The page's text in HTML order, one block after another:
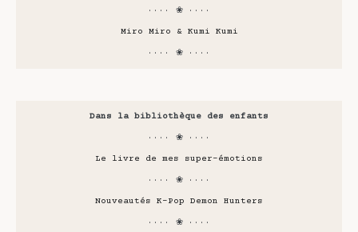
···· ❀ ····
Miro Miro & Kumi Kumi
···· ❀ ····
Dans la bibliothèque des enfants
···· ❀ ····
Le livre de mes super-émotions
···· ❀ ····
Nouveautés K-Pop Demon Hunters
···· ❀ ····